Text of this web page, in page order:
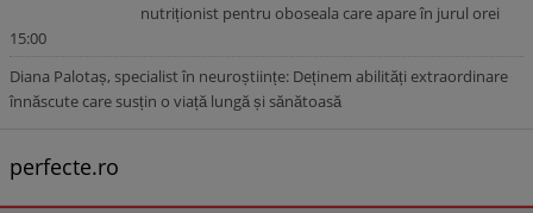
nutriționist pentru oboseala care apare în jurul orei
15:00
Diana Palotaș, specialist în neuroștiințe: Deținem abilități extraordinare
înnăscute care susțin o viață lungă și sănătoasă
perfecte.ro